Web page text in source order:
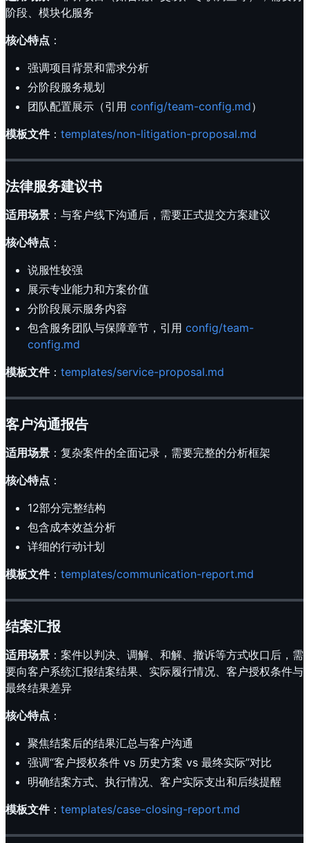
阶段、模块化服务
核心特点 ：
强调项目背景和需求分析
分阶段服务规划
团队配置展示（引用 config/team-config.md）
模板文件： templates/non-litigation-proposal.md
法律服务建议书
适用场景 ：与客户线下沟通后，需要正式提交方案建议
核心特点 ：
说服性较强
展示专业能力和方案价值
分阶段展示服务内容
包含服务团队与保障章节，引用 config/team-
config.md
模板文件： templates/service-proposal.md
客户沟通报告
适用场景 ：复杂案件的全面记录，需要完整的分析框架
核心特点 ：
12部分完整结构
包含成本效益分析
详细的行动计划
模板文件： templates/communication-report.md
结案汇报
适用场景 ：案件以判决、调解、和解、撤诉等方式收口后，需
要向客户系统汇报结案结果、实际履行情况、客户授权条件与
最终结果差异
核心特点 ：
聚焦结案后的结果汇总与客户沟通
强调“客户授权条件 vs 历史方案 vs 最终实际”对比
明确结案方式、执行情况、客户实际支出和后续提醒
模板文件： templates/case-closing-report.md